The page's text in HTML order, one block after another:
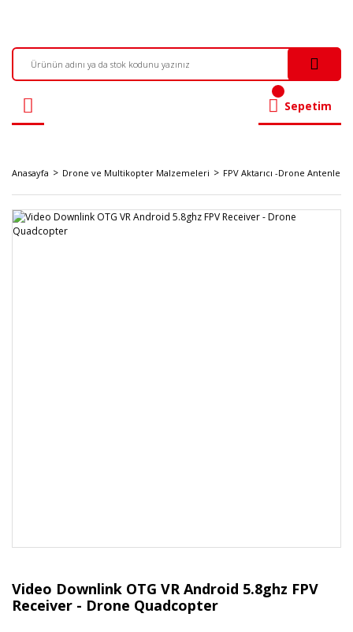
Sepetim
Anasayfa Drone ve Multikopter Malzemeleri FPV Aktarıcı -Drone Antenleri
Video Downlink OTG VR Android 5.8ghz FPV
Receiver - Drone Quadcopter